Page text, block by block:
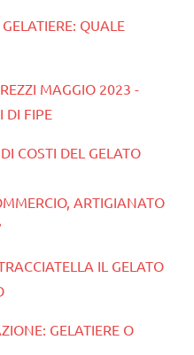
QUALE
MAGGIO 2023 -
DI FIPE
COSTI DEL GELATO
ARTIGIANATO
IL GELATO
GELATIERE O